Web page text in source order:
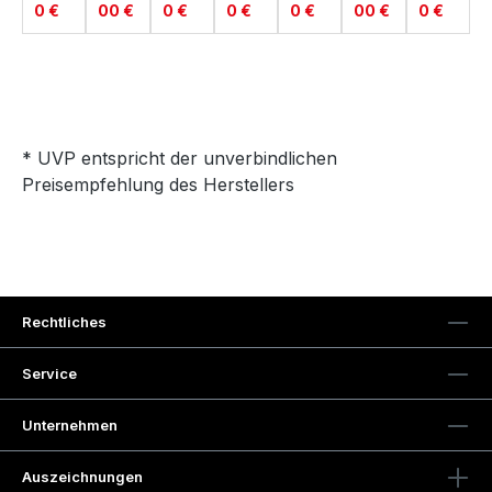
0 €
00 €
0 €
0 €
0 €
00 €
0 €
* UVP entspricht der unverbindlichen
Preisempfehlung des Herstellers
Rechtliches
Service
Unternehmen
Auszeichnungen